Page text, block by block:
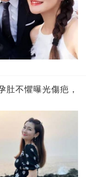
肚不懼曝光傷疤，